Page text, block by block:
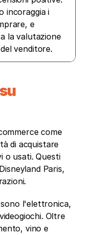
incoraggia i
e
la valutazione
venditore.
come
di acquistare
o usati. Questi
Paris,
l'elettronica,
Oltre
vino e